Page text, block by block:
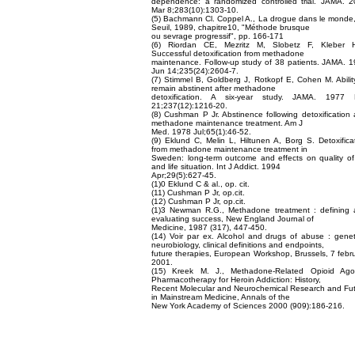
Mar 8;283(10):1303-10.
(5) Bachmann Cl. Coppel A., La drogue dans le
Seuil, 1989, chapitre10, "Méthode brusque
ou sevrage progressif", pp. 166-171
(6) Riordan CE, Mezritz M, Slobetz F, Kleber
Successful detoxification from methadone
maintenance. Follow-up study of 38 patients. JAMA.
Jun 14;235(24):2604-7.
(7) Stimmel B, Goldberg J, Rotkopf E, Cohen M.
remain abstinent after methadone
detoxification. A six-year study. JAMA. 1977
21;237(12):1216-20.
(8) Cushman P Jr. Abstinence following detoxification
methadone maintenance treatment. Am J
Med. 1978 Jul;65(1):46-52.
(9) Eklund C, Melin L, Hiltunen A, Borg S.
from methadone maintenance treatment in
Sweden: long-term outcome and effects on quality
and life situation. Int J Addict. 1994
Apr;29(5):627-45.
(1)0 Eklund C & al., op. cit.
(11) Cushman P Jr, op.cit.
(12) Cushman P Jr, op.cit.
(1)3 Newman R.G., Methadone treatment : defining
evaluating success, New England Journal of
Medicine, 1987 (317), 447-450.
(14) Voir par ex. Alcohol and drugs of abuse :
neurobiology, clinical definitions and endpoints,
future therapies, European Workshop, Brussels, 7
2001.
(15) Kreek M. J., Methadone-Related Opioid
Pharmacotherapy for Heroin Addiction: History,
Recent Molecular and Neurochemical Research and
in Mainstream Medicine, Annals of the
New York Academy of Sciences 2000 (909):186-216.